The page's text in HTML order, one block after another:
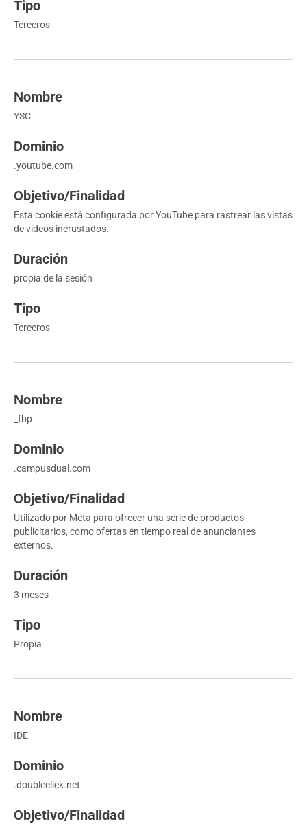
Terceros
YSC
.youtube.com
Esta cookie está configurada por YouTube para rastrear las vistas
de videos incrustados.
propia de la sesión
Terceros
_fbp
.campusdual.com
Utilizado por Meta para ofrecer una serie de productos
publicitarios, como ofertas en tiempo real de anunciantes
externos.
3 meses
Propia
IDE
.doubleclick.net